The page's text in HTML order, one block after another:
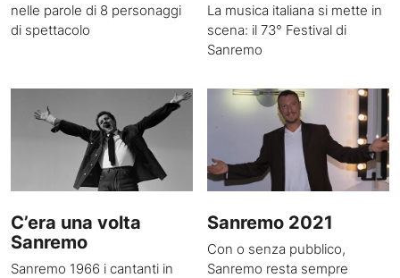
nelle parole di 8 personaggi
di spettacolo
La musica italiana si mette in
scena: il 73° Festival di
Sanremo
C’era una volta
Sanremo
Sanremo 1966 i cantanti in
Sanremo 2021
Con o senza pubblico,
Sanremo resta sempre